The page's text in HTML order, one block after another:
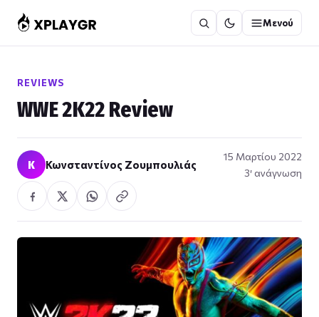
στο
περιεχόμενο
Μενού
REVIEWS
WWE 2K22 Review
Κ Κωνσταντίνος Ζουμπουλιάς
15 Μαρτίου 2022
3′ ανάγνωση